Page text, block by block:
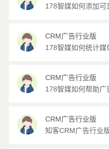
178智媒如何添加
CRM广告行业版
178智媒如何统计媒
CRM广告行业版
178智媒如何帮助
CRM广告行业版
知客CRM广告行业
的提出和解决步骤。
图标，可以打
角色之后，再次点击
关该类问题的聊天记
果，您可以在白天或
格，以保护您的眼睛。